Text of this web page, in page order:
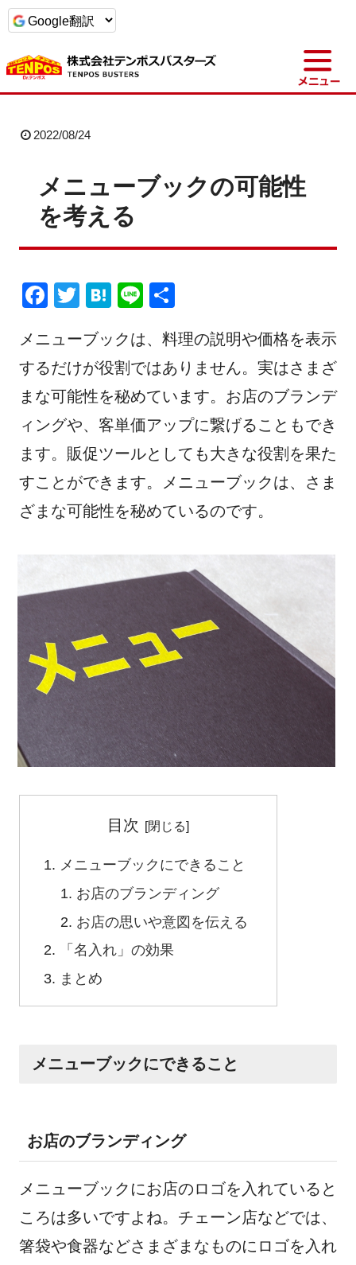
o
g
g
l
2022/08/24
メニューブックの可能性
を考える
F
c
e
b
o
o
k
T
tt
er
H
e
n
a
Li
e
メニューブックは、料理の説明や価格を表示
するだけが役割ではありません。実はさまざ
まな可能性を秘めています。お店のブランデ
ィングや、客単価アップに繋げることもでき
ます。販促ツールとしても大きな役割を果た
すことができます。メニューブックは、さま
ざまな可能性を秘めているのです。
目次
メニューブックにできること
お店のブランディング
お店の思いや意図を伝える
「名入れ」の効果
まとめ
メニューブックにできること
お店のブランディング
メニューブックにお店のロゴを入れていると
ころは多いですよね。チェーン店などでは、
箸袋や食器などさまざまなものにロゴを入れ